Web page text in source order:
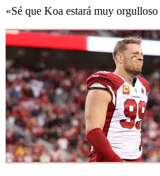
«Sé que Koa estará muy